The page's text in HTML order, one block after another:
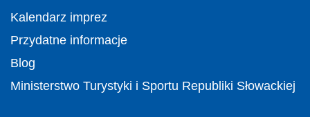
Kalendarz imprez
Przydatne informacje
Blog
Ministerstwo Turystyki i Sportu Republiki Słowackiej